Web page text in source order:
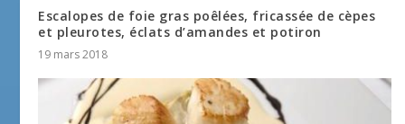
Escalopes de foie gras poêlées, fricassée de cèpes
et pleurotes, éclats d’amandes et potiron
19 mars 2018